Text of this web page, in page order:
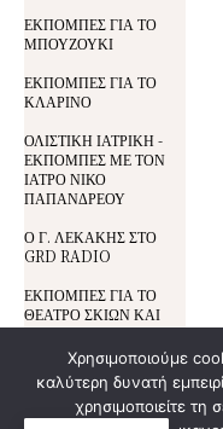
ΕΚΠΟΜΠΕΣ ΓΙΑ ΤΟ
ΜΠΟΥΖΟΥΚΙ
ΕΚΠΟΜΠΕΣ ΓΙΑ ΤΟ
ΚΛΑΡΙΝΟ
ΟΛΙΣΤΙΚΗ ΙΑΤΡΙΚΗ -
ΕΚΠΟΜΠΕΣ ΜΕ ΤΟΝ
ΙΑΤΡΟ ΝΙΚΟ
ΠΑΠΑΝΔΡΕΟΥ
Ο Γ. ΛΕΚΑΚΗΣ ΣΤΟ
GRD RADIO
ΕΚΠΟΜΠΕΣ ΓΙΑ ΤΟ
ΘΕΑΤΡΟ ΣΚΙΩΝ ΚΑΙ
ΤΟΝ ΚΑΡΑΓΚΙΟΖΗ
© All Rights Reserved |
DoSmart.gr| Supported By
Χρησιμοποιούμε
καλύτερη δυνατή
χρησιμοποιείτε τη